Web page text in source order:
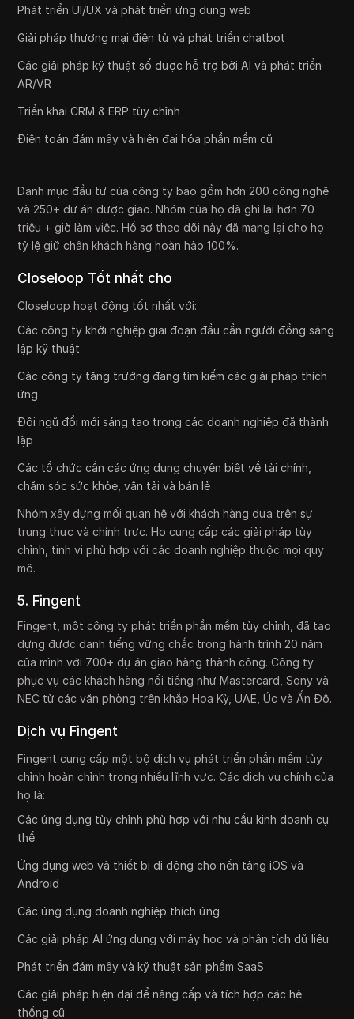
Phát triển UI/UX và phát triển ứng dụng web
Giải pháp thương mại điện tử và phát triển chatbot
Các giải pháp kỹ thuật số được hỗ trợ bởi AI và phát triển
AR/VR
Triển khai CRM & ERP tùy chỉnh
Điện toán đám mây và hiện đại hóa phần mềm cũ
Danh mục đầu tư của công ty bao gồm hơn 200 công nghệ
và 250+ dự án được giao. Nhóm của họ đã ghi lại hơn 70
triệu + giờ làm việc. Hồ sơ theo dõi này đã mang lại cho họ
tỷ lệ giữ chân khách hàng hoàn hảo 100%.
Closeloop Tốt nhất cho
Closeloop hoạt động tốt nhất với:
Các công ty khởi nghiệp giai đoạn đầu cần người đồng sáng
lập kỹ thuật
Các công ty tăng trưởng đang tìm kiếm các giải pháp thích
ứng
Đội ngũ đổi mới sáng tạo trong các doanh nghiệp đã thành
lập
Các tổ chức cần các ứng dụng chuyên biệt về tài chính,
chăm sóc sức khỏe, vận tải và bán lẻ
Nhóm xây dựng mối quan hệ với khách hàng dựa trên sự
trung thực và chính trực. Họ cung cấp các giải pháp tùy
chỉnh, tinh vi phù hợp với các doanh nghiệp thuộc mọi quy
mô.
5. Fingent
Fingent, một công ty phát triển phần mềm tùy chỉnh, đã tạo
dựng được danh tiếng vững chắc trong hành trình 20 năm
của mình với 700+ dự án giao hàng thành công. Công ty
phục vụ các khách hàng nổi tiếng như Mastercard, Sony và
NEC từ các văn phòng trên khắp Hoa Kỳ, UAE, Úc và Ấn Độ.
Dịch vụ Fingent
Fingent cung cấp một bộ dịch vụ phát triển phần mềm tùy
chỉnh hoàn chỉnh trong nhiều lĩnh vực. Các dịch vụ chính của
họ là:
Các ứng dụng tùy chỉnh phù hợp với nhu cầu kinh doanh cụ
thể
Ứng dụng web và thiết bị di động cho nền tảng iOS và
Android
Các ứng dụng doanh nghiệp thích ứng
Các giải pháp AI ứng dụng với máy học và phân tích dữ liệu
Phát triển đám mây và kỹ thuật sản phẩm SaaS
Các giải pháp hiện đại để nâng cấp và tích hợp các hệ
thống cũ